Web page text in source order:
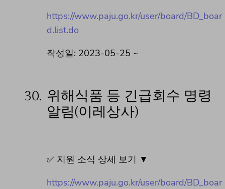
https://www.paju.go.kr/user/board/BD_boar
d.list.do
작성일: 2023-05-25 ~
30. 위해식품 등 긴급회수 명령
알림(이레상사)
✅ 지원 소식 상세 보기 ▼
https://www.paju.go.kr/user/board/BD_boar